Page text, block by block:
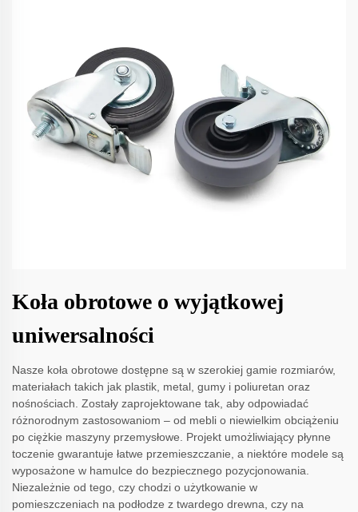
Koła obrotowe o wyjątkowej
uniwersalności
Nasze koła obrotowe dostępne są w szerokiej gamie rozmiarów,
materiałach takich jak plastik, metal, gumy i poliuretan oraz
nośnościach. Zostały zaprojektowane tak, aby odpowiadać
różnorodnym zastosowaniom – od mebli o niewielkim obciążeniu
po ciężkie maszyny przemysłowe. Projekt umożliwiający płynne
toczenie gwarantuje łatwe przemieszczanie, a niektóre modele są
wyposażone w hamulce do bezpiecznego pozycjonowania.
Niezależnie od tego, czy chodzi o użytkowanie w
pomieszczeniach na podłodze z twardego drewna, czy na